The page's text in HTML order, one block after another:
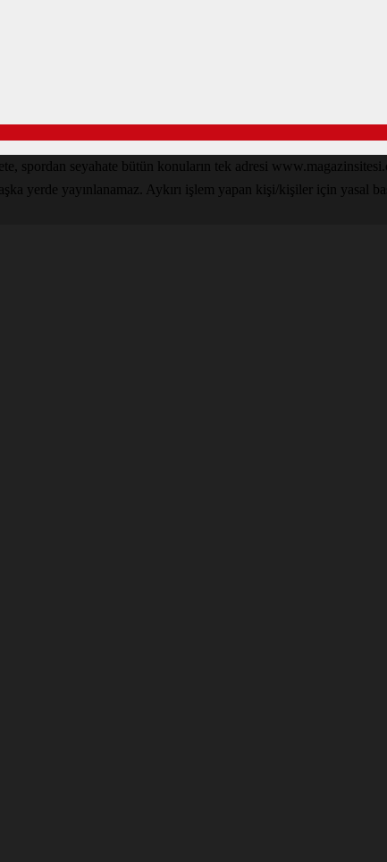
spordan seyahate bütün konuların tek adresi
yerde yayınlanamaz. Aykırı işlem yapan kişi/kişiler için yasal